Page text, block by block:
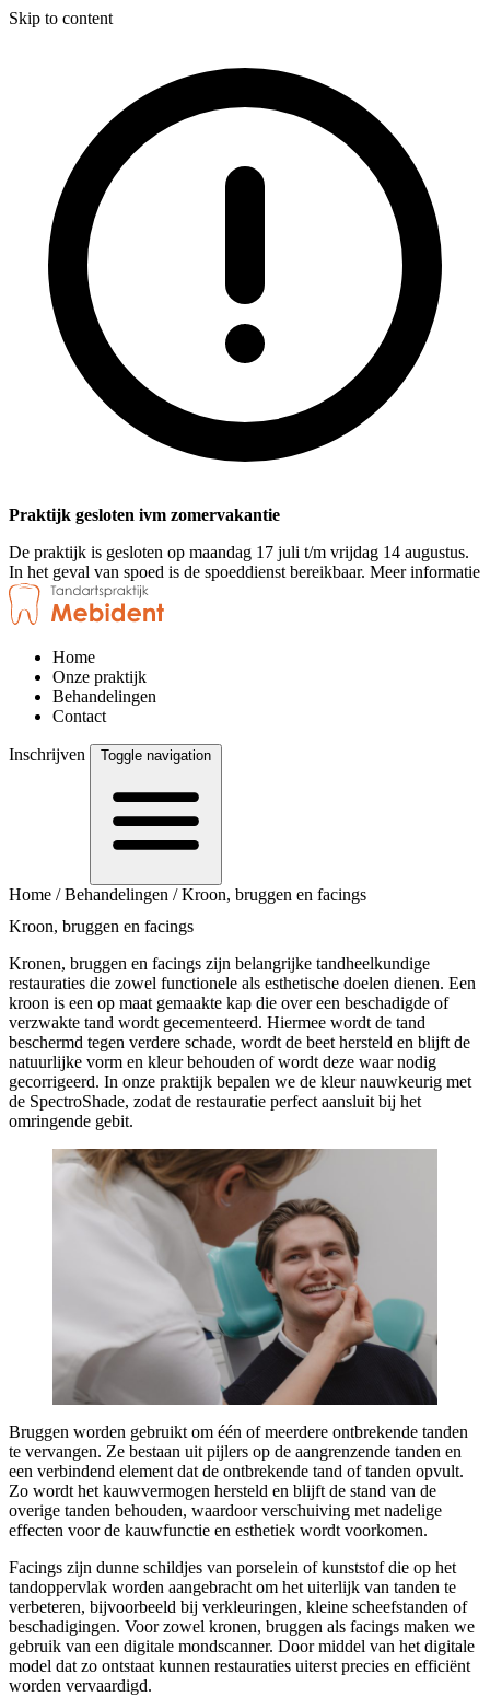
Skip to content
Praktijk gesloten ivm zomervakantie
De praktijk is gesloten op maandag 17 juli t/m vrijdag 14 augustus.
In het geval van spoed is de spoeddienst bereikbaar. Meer informatie
Home
Onze praktijk
Behandelingen
Contact
Inschrijven Toggle navigation
Home /Behandelingen /Kroon, bruggen en facings
Kroon, bruggen en facings
Kronen, bruggen en facings zijn belangrijke tandheelkundige
restauraties die zowel functionele als esthetische doelen dienen. Een
kroon is een op maat gemaakte kap die over een beschadigde of
verzwakte tand wordt gecementeerd. Hiermee wordt de tand
beschermd tegen verdere schade, wordt de beet hersteld en blijft de
natuurlijke vorm en kleur behouden of wordt deze waar nodig
gecorrigeerd. In onze praktijk bepalen we de kleur nauwkeurig met
de SpectroShade, zodat de restauratie perfect aansluit bij het
omringende gebit.
Bruggen worden gebruikt om één of meerdere ontbrekende tanden
te vervangen. Ze bestaan uit pijlers op de aangrenzende tanden en
een verbindend element dat de ontbrekende tand of tanden opvult.
Zo wordt het kauwvermogen hersteld en blijft de stand van de
overige tanden behouden, waardoor verschuiving met nadelige
effecten voor de kauwfunctie en esthetiek wordt voorkomen.
Facings zijn dunne schildjes van porselein of kunststof die op het
tandoppervlak worden aangebracht om het uiterlijk van tanden te
verbeteren, bijvoorbeeld bij verkleuringen, kleine scheefstanden of
beschadigingen. Voor zowel kronen, bruggen als facings maken we
gebruik van een digitale mondscanner. Door middel van het digitale
model dat zo ontstaat kunnen restauraties uiterst precies en efficiënt
worden vervaardigd.